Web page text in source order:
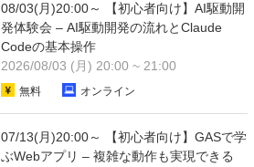
08/03(月)20:00～ 【初心者向け】AI駆動開
発体験会 – AI駆動開発の流れとClaude
Codeの基本操作
2026/08/03 (月) 20:00 ~ 21:00
無料 オンライン
07/13(月)20:00～ 【初心者向け】GASで学
ぶWebアプリ – 複雑な動作も実現できる